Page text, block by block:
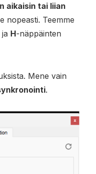
aikaisin tai liian
nopeasti. Teemme
ja H-näppäinten
Mene vain
.